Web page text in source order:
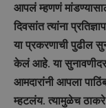
आपलं म्हणणं
दिवसांत त्यांना
या प्रकरणाची पुढील
केलं आहे. या
आमदारांनी आपला
म्हटलंय. त्यामुळेच